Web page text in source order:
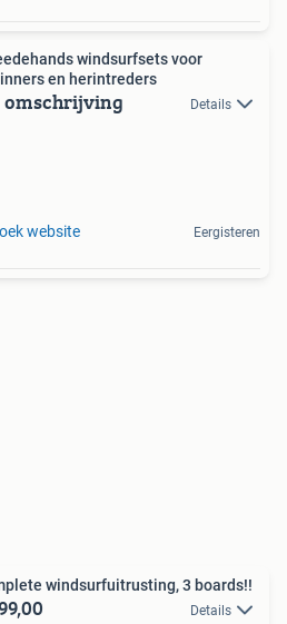
windsurfsets voor
en herintreders
omschrijving Details
website Eergisteren
windsurfuitrusting, 3 boards!!
Details